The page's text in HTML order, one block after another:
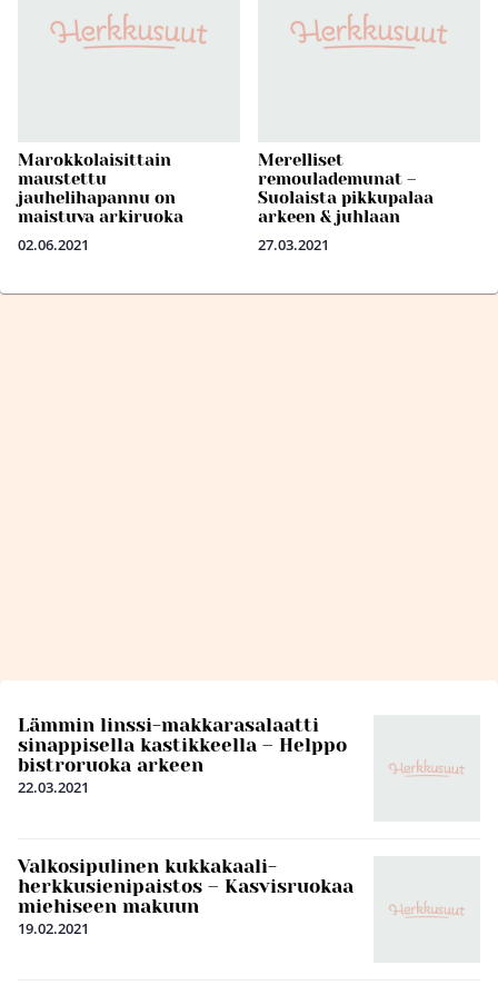
Marokkolaisittain
maustettu
jauhelihapannu on
maistuva arkiruoka
02.06.2021
Merelliset
remoulademunat –
Suolaista pikkupalaa
arkeen & juhlaan
27.03.2021
Lämmin linssi-makkarasalaatti
sinappisella kastikkeella – Helppo
bistroruoka arkeen
22.03.2021
Valkosipulinen kukkakaali-
herkkusienipaistos – Kasvisruokaa
miehiseen makuun
19.02.2021